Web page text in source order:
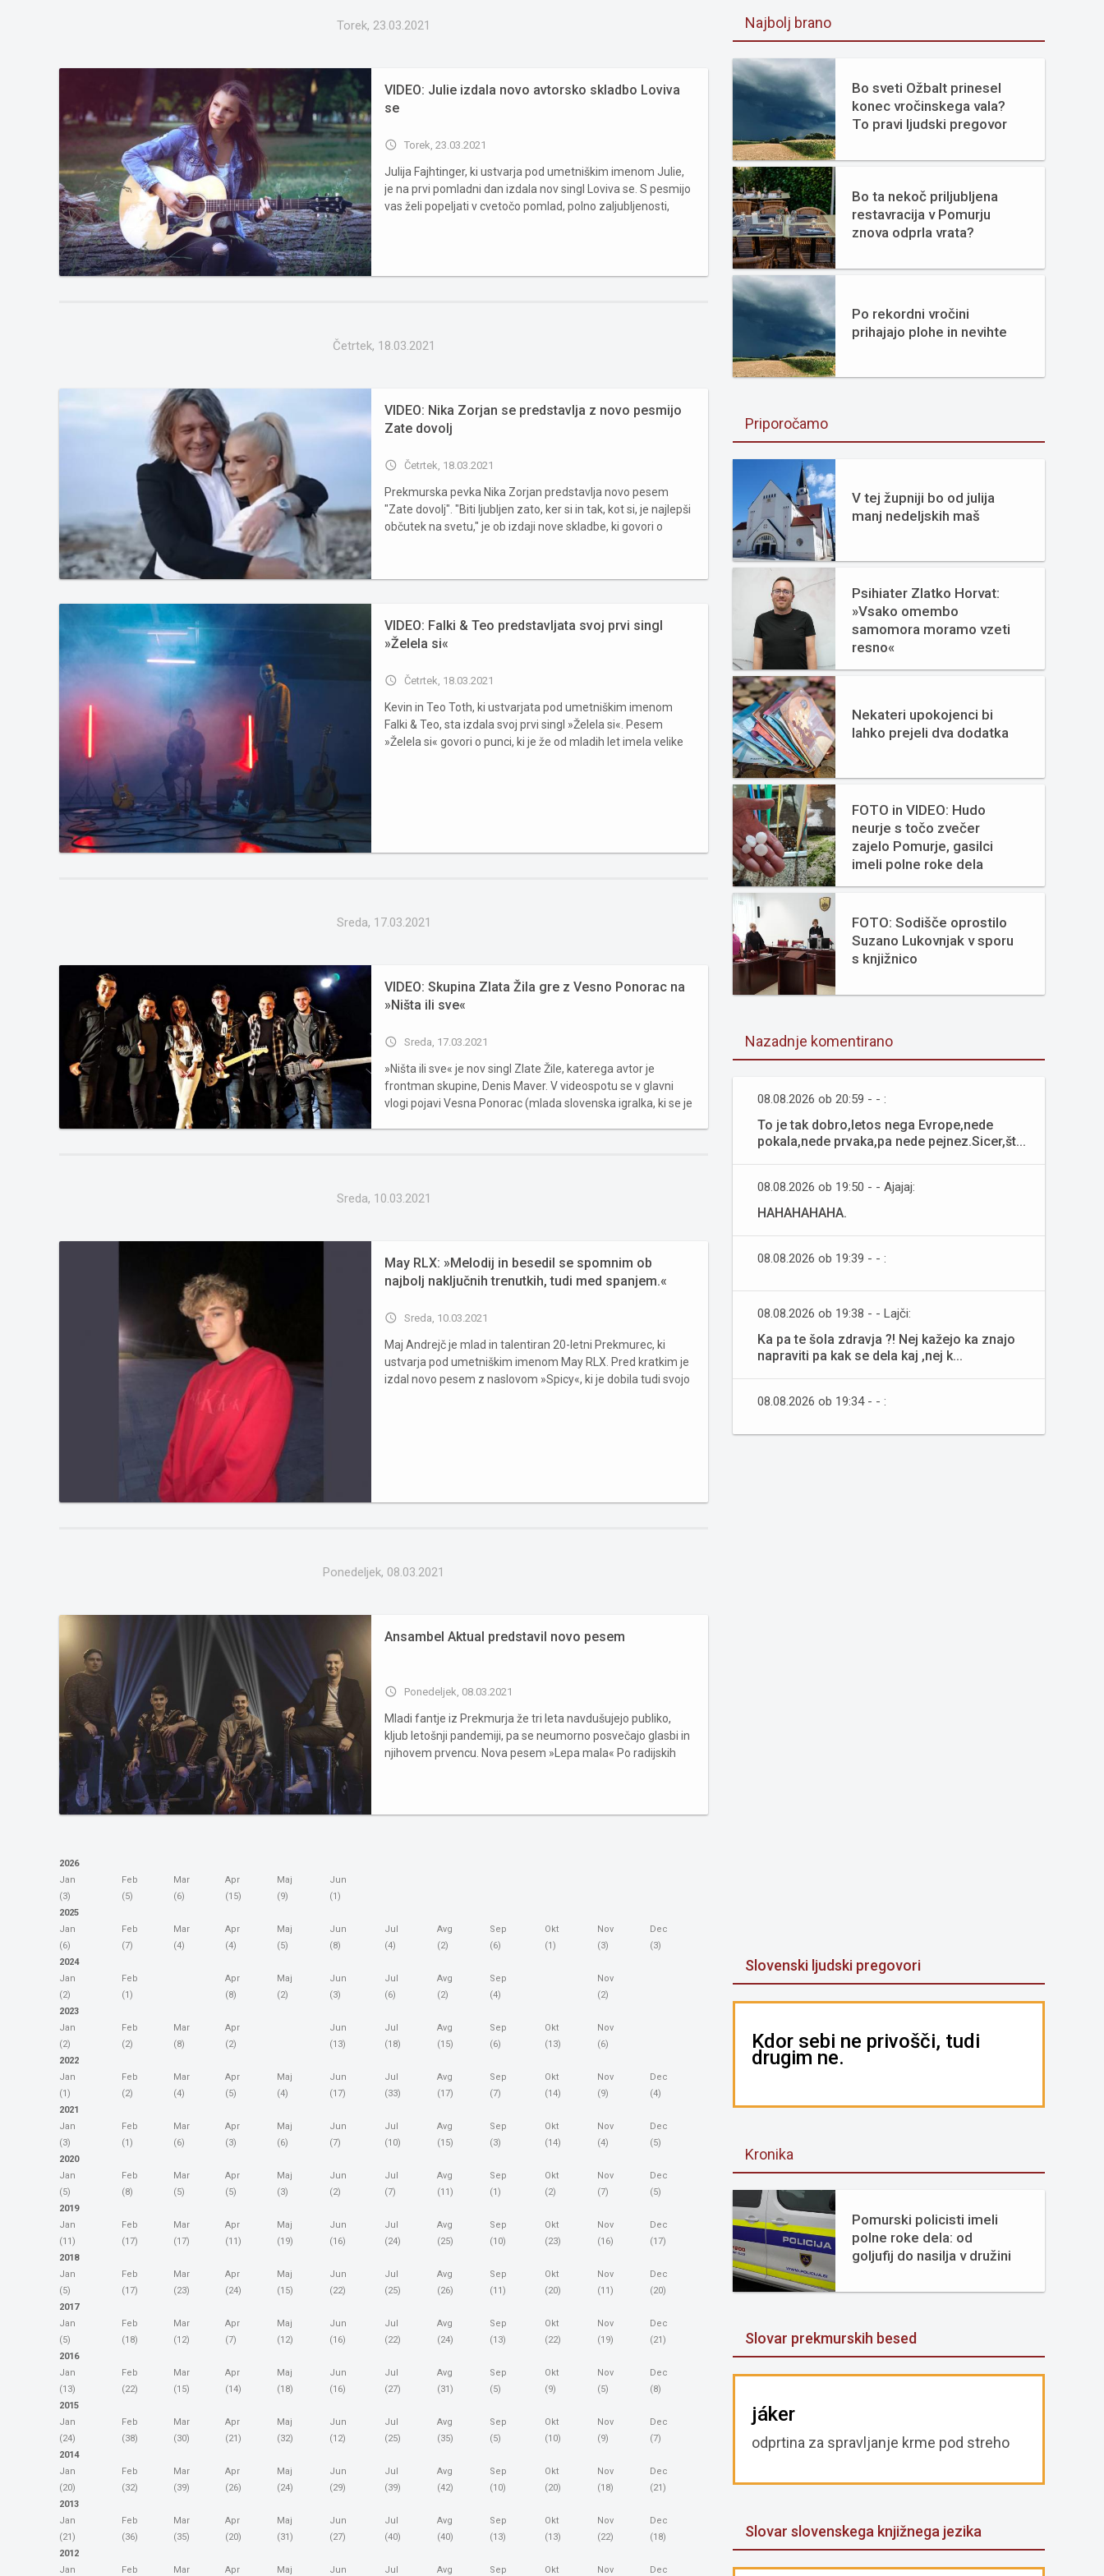
Torek, 23.03.2021
VIDEO: Julie izdala novo avtorsko skladbo Loviva
se
access_time Torek, 23.03.2021
Julija Fajhtinger, ki ustvarja pod umetniškim imenom Julie,
je na prvi pomladni dan izdala nov singl Loviva se. S pesmijo
vas želi popeljati v cvetočo pomlad, polno zaljubljenosti,
Četrtek, 18.03.2021
VIDEO: Nika Zorjan se predstavlja z novo pesmijo
Zate dovolj
access_time Četrtek, 18.03.2021
Prekmurska pevka Nika Zorjan predstavlja novo pesem
"Zate dovolj". "Biti ljubljen zato, ker si in tak, kot si, je najlepši
občutek na svetu," je ob izdaji nove skladbe, ki govori o
VIDEO: Falki & Teo predstavljata svoj prvi singl
»Želela si«
access_time Četrtek, 18.03.2021
Kevin in Teo Toth, ki ustvarjata pod umetniškim imenom
Falki & Teo, sta izdala svoj prvi singl »Želela si«. Pesem
»Želela si« govori o punci, ki je že od mladih let imela velike
Sreda, 17.03.2021
VIDEO: Skupina Zlata Žila gre z Vesno Ponorac na
»Ništa ili sve«
access_time Sreda, 17.03.2021
»Ništa ili sve« je nov singl Zlate Žile, katerega avtor je
frontman skupine, Denis Maver. V videospotu se v glavni
vlogi pojavi Vesna Ponorac (mlada slovenska igralka, ki se je
Sreda, 10.03.2021
May RLX: »Melodij in besedil se spomnim ob
najbolj naključnih trenutkih, tudi med spanjem.«
access_time Sreda, 10.03.2021
Maj Andrejč je mlad in talentiran 20-letni Prekmurec, ki
ustvarja pod umetniškim imenom May RLX. Pred kratkim je
izdal novo pesem z naslovom »Spicy«, ki je dobila tudi svojo
Ponedeljek, 08.03.2021
Ansambel Aktual predstavil novo pesem
access_time Ponedeljek, 08.03.2021
Mladi fantje iz Prekmurja že tri leta navdušujejo publiko,
kljub letošnji pandemiji, pa se neumorno posvečajo glasbi in
njihovem prvencu. Nova pesem »Lepa mala« Po radijskih
2026
Jan
(3)
Feb
(5)
Mar
(6)
Apr
(15)
Maj
(9)
Jun
(1)
2025
Jan
(6)
Feb
(7)
Mar
(4)
Apr
(4)
Maj
(5)
Jun
(8)
Jul
(4)
Avg
(2)
Sep
(6)
Okt
(1)
Nov
(3)
Dec
(3)
2024
Jan
(2)
Feb
(1)
Apr
(8)
Maj
(2)
Jun
(3)
Jul
(6)
Avg
(2)
Sep
(4)
Nov
(2)
2023
Jan
(2)
Feb
(2)
Mar
(8)
Apr
(2)
Jun
(13)
Jul
(18)
Avg
(15)
Sep
(6)
Okt
(13)
Nov
(6)
2022
Jan
(1)
Feb
(2)
Mar
(4)
Apr
(5)
Maj
(4)
Jun
(17)
Jul
(33)
Avg
(17)
Sep
(7)
Okt
(14)
Nov
(9)
Dec
(4)
2021
Jan
(3)
Feb
(1)
Mar
(6)
Apr
(3)
Maj
(6)
Jun
(7)
Jul
(10)
Avg
(15)
Sep
(3)
Okt
(14)
Nov
(4)
Dec
(5)
2020
Jan
(5)
Feb
(8)
Mar
(5)
Apr
(5)
Maj
(3)
Jun
(2)
Jul
(7)
Avg
(11)
Sep
(1)
Okt
(2)
Nov
(7)
Dec
(5)
2019
Jan
(11)
Feb
(17)
Mar
(17)
Apr
(11)
Maj
(19)
Jun
(16)
Jul
(24)
Avg
(25)
Sep
(10)
Okt
(23)
Nov
(16)
Dec
(17)
2018
Jan
(5)
Feb
(17)
Mar
(23)
Apr
(24)
Maj
(15)
Jun
(22)
Jul
(25)
Avg
(26)
Sep
(11)
Okt
(20)
Nov
(11)
Dec
(20)
2017
Jan
(5)
Feb
(18)
Mar
(12)
Apr
(7)
Maj
(12)
Jun
(16)
Jul
(22)
Avg
(24)
Sep
(13)
Okt
(22)
Nov
(19)
Dec
(21)
2016
Jan
(13)
Feb
(22)
Mar
(15)
Apr
(14)
Maj
(18)
Jun
(16)
Jul
(27)
Avg
(31)
Sep
(5)
Okt
(9)
Nov
(5)
Dec
(8)
2015
Jan
(24)
Feb
(38)
Mar
(30)
Apr
(21)
Maj
(32)
Jun
(12)
Jul
(25)
Avg
(35)
Sep
(5)
Okt
(10)
Nov
(9)
Dec
(7)
2014
Jan
(20)
Feb
(32)
Mar
(39)
Apr
(26)
Maj
(24)
Jun
(29)
Jul
(39)
Avg
(42)
Sep
(10)
Okt
(20)
Nov
(18)
Dec
(21)
2013
Jan
(21)
Feb
(36)
Mar
(35)
Apr
(20)
Maj
(31)
Jun
(27)
Jul
(40)
Avg
(40)
Sep
(13)
Okt
(13)
Nov
(22)
Dec
(18)
2012
Jan
Feb Mar Apr Maj Jun Jul Avg Sep Okt Nov Dec
Najbolj brano
Bo sveti Ožbalt prinesel
konec vročinskega vala?
To pravi ljudski pregovor
Bo ta nekoč priljubljena
restavracija v Pomurju
znova odprla vrata?
Po rekordni vročini
prihajajo plohe in nevihte
Priporočamo
V tej župniji bo od julija
manj nedeljskih maš
Psihiater Zlatko Horvat:
»Vsako omembo
samomora moramo vzeti
resno«
Nekateri upokojenci bi
lahko prejeli dva dodatka
FOTO in VIDEO: Hudo
neurje s točo zvečer
zajelo Pomurje, gasilci
imeli polne roke dela
FOTO: Sodišče oprostilo
Suzano Lukovnjak v sporu
s knjižnico
Nazadnje komentirano
08.08.2026 ob 20:59 - - :
To je tak dobro,letos nega Evrope,nede
pokala,nede prvaka,pa nede pejnez.Sicer,št...
08.08.2026 ob 19:50 - - Ajajaj:
HAHAHAHAHA.
08.08.2026 ob 19:39 - - :
08.08.2026 ob 19:38 - - Lajči:
Ka pa te šola zdravja ?! Nej kažejo ka znajo
napraviti pa kak se dela kaj ,nej k...
08.08.2026 ob 19:34 - - :
Slovenski ljudski pregovori
Kdor sebi ne privošči, tudi
drugim ne.
Kronika
Pomurski policisti imeli
polne roke dela: od
goljufij do nasilja v družini
Slovar prekmurskih besed
jáker
odprtina za spravljanje krme pod streho
Slovar slovenskega knjižnega jezika